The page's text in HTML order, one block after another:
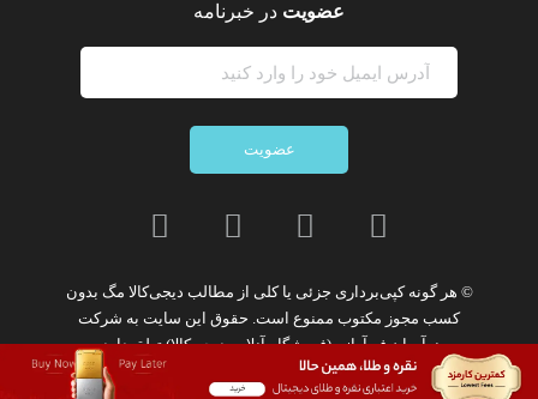
عضویت در خبرنامه
عضویت
© هر گونهکپی‌برداری جزئی یا کلی از مطالب دیجی‌کالا مگ بدون
کسب مجوز مکتوب ممنوع است. حقوق این سایت به شرکت
نوآوران فن‌آوازه (فروشگاه آنلاین دیجی‌کالا)تعلق دارد.